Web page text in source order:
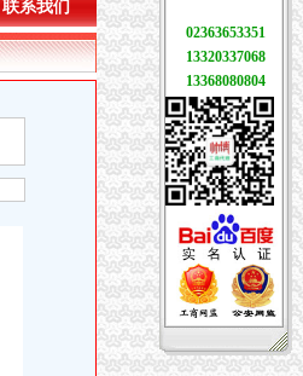
联系我们
02363653351
13320337068
13368080804